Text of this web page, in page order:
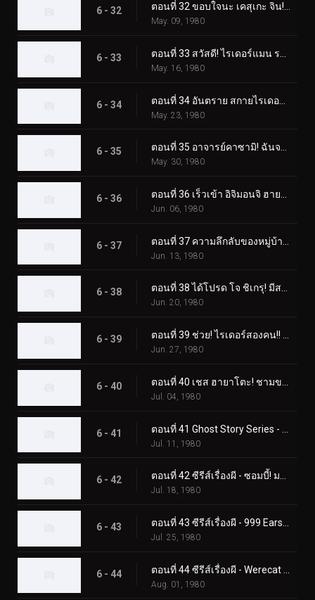
6 - 32 ตอนที่ 32 ขอบใจนะ เคสุเกะ จิน! ทิ้งการโจมตีครั้งสุดท้ายไว้ที่ฉัน!!
May. 09, 1980
6 - 33
May. 16, 1980
6 - 34
May. 23, 1980
6 - 35 ตอนที่ 35 อาจารย์คาซามิ! ฉันจะจับแก๊งปลาหมึกยักษ์!!
May. 30, 1980
6 - 36
Jun. 06, 1980
6 - 37
Jun. 13, 1980
6 - 38 ตอนที่ 38 ได้โปรด โจ ชิเกรุ! มีสถานที่ฝึกบังคับบัญชาที่มีเงินเดือนหนึ่งล้านเยน
Jun. 20, 1980
6 - 39
Jun. 27, 1980
6 - 40
Jul. 04, 1980
6 - 41
Jul. 11, 1980
6 - 42
Jul. 18, 1980
6 - 43
Jul. 25, 1980
6 - 44
Aug. 01, 1980